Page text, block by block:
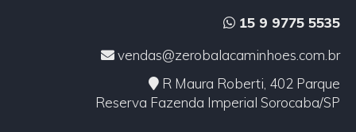
15 9 9775 5535
vendas@zerobalacaminhoes.com.br
R Maura Roberti, 402 Parque
Reserva Fazenda Imperial Sorocaba/SP